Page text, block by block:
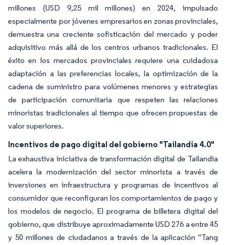
millones (USD 9,25 mil millones) en 2024, impulsado
especialmente por jóvenes empresarios en zonas provinciales,
demuestra una creciente sofisticación del mercado y poder
adquisitivo más allá de los centros urbanos tradicionales. El
éxito en los mercados provinciales requiere una cuidadosa
adaptación a las preferencias locales, la optimización de la
cadena de suministro para volúmenes menores y estrategias
de participación comunitaria que respeten las relaciones
minoristas tradicionales al tiempo que ofrecen propuestas de
valor superiores.
Incentivos de pago digital del gobierno "Tailandia 4.0"
La exhaustiva iniciativa de transformación digital de Tailandia
acelera la modernización del sector minorista a través de
inversiones en infraestructura y programas de incentivos al
consumidor que reconfiguran los comportamientos de pago y
los modelos de negocio. El programa de billetera digital del
gobierno, que distribuye aproximadamente USD 276 a entre 45
y 50 millones de ciudadanos a través de la aplicación "Tang